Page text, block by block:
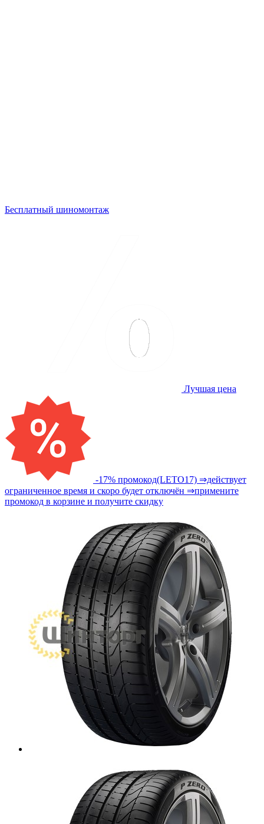
Бесплатный шиномонтаж
Лучшая цена
-17% промокод(LETO17) ⇒действует
ограниченное время и скоро будет отключён ⇒примените
промокод в корзине и получите скидку